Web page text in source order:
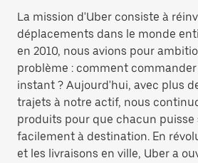
La mission d'Uber consiste à
déplacements dans le monde
en 2010, nous avions pour
problème : comment
instant ? Aujourd'hui, avec plus
trajets à notre actif, nous
produits pour que chacun puisse
facilement à destination. En
et les livraisons en ville, Uber a